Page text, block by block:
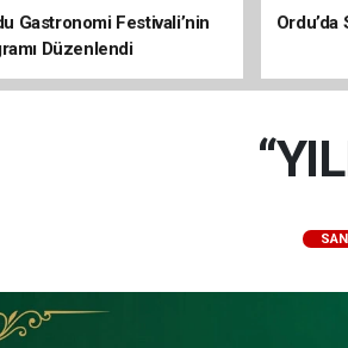
Gastronomi Festivali’nin
Düzenlendi